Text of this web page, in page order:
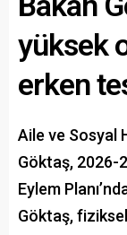
yüksek
erken
Aile ve Sosyal
Göktaş, 2026-
Eylem
Göktaş,